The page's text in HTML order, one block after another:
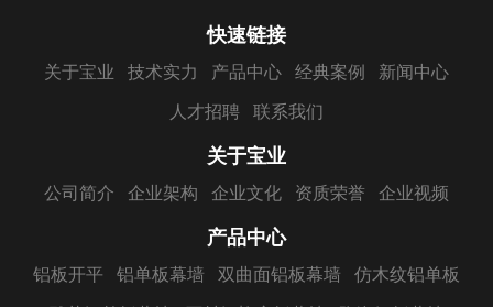
快速链接
关于宝业 技术实力 产品中心 经典案例 新闻中心
人才招聘 联系我们
关于宝业
公司简介 企业架构 企业文化 资质荣誉 企业视频
产品中心
铝板开平 铝单板幕墙 双曲面铝板幕墙 仿木纹铝单板